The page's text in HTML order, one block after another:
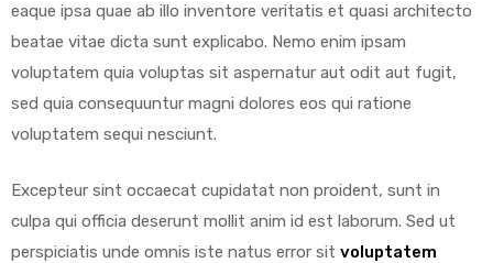
eaque ipsa quae ab illo inventore veritatis et quasi architecto
beatae vitae dicta sunt explicabo. Nemo enim ipsam
voluptatem quia voluptas sit aspernatur aut odit aut fugit,
sed quia consequuntur magni dolores eos qui ratione
voluptatem sequi nesciunt.
Excepteur sint occaecat cupidatat non proident, sunt in
culpa qui officia deserunt mollit anim id est laborum. Sed ut
perspiciatis unde omnis iste natus error sit voluptatem